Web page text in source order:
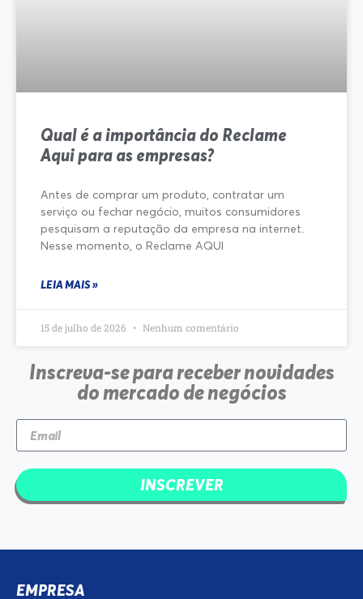
Qual é a importância do Reclame
Aqui para as empresas?
Antes de comprar um produto, contratar um
serviço ou fechar negócio, muitos consumidores
pesquisam a reputação da empresa na internet.
Nesse momento, o Reclame AQUI
LEIA MAIS »
15 de julho de 2026 Nenhum comentário
Inscreva-se para receber novidades
do mercado de negócios
INSCREVER
EMPRESA